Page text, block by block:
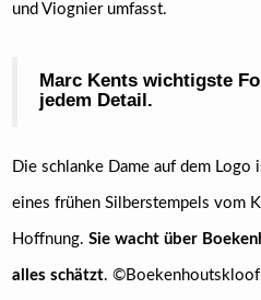
und Viognier umfasst.
Marc Kents wichtigste
jedem Detail.
Die schlanke Dame auf dem
eines frühen Silberstempels vom
Hoffnung. Sie wacht über
alles schätzt. ©Boekenhoutskloof